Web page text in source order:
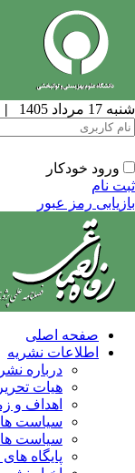
شنبه 17 مرداد 1405 |
ورود خودکار
ثبت نام
بازیابی رمز عبور
صفحه اصلی
اطلاعات نشریه
درباره
هیات
اهداف و
سیاست
سیاست
پایگاه های